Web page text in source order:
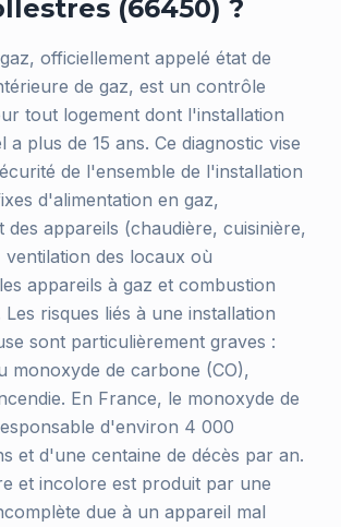
(66450) ?
officiellement appelé état de
de gaz, est un contrôle
tout logement dont l'installation
a plus de 15 ans. Ce diagnostic vise
de l'ensemble de l'installation
d'alimentation en gaz,
des appareils (chaudière, cuisinière,
des locaux où
appareils à gaz et combustion
Les risques liés à une installation
sont particulièrement graves :
monoxyde de carbone (CO),
En France, le monoxyde de
d'environ 4 000
et d'une centaine de décès par an.
et incolore est produit par une
due à un appareil mal